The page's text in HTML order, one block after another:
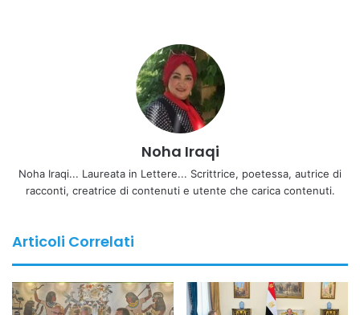
Khaled Maghawer governatore Sinai del nord
La misura rientra nei preparativi per far fronte a un
possibile afflusso di feriti palestinesi provenienti dalla
Striscia di Gaza, dove il sistema sanitario è stato in larga
parte distrutto nel corso del conflitto.
PREPARAZIONE SANITARIA E OSPEDALI DI PRIMA LINEA
Sul versante egiziano, ambulanze e équipe mediche sono
Governatorato del Sinai del Nord come “ospedali di prima
Noha Iraqi
Noha Iraqi... Laureata in Lettere... Scrittrice, poetessa, autrice di
racconti, creatrice di contenuti e utente che carica contenuti.
Articoli Correlati